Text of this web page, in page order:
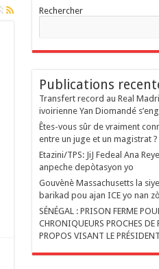
Rechercher
Publications
Transfert record au Real
ivoirienne Yan Diomandé
Êtes-vous sûr de vraiment
entre un juge et un magistrat ?
Etazini/TPS: JiJ Fedeal Ana
anpeche depòtasyon yo
Gouvènè Massachusetts la
barikad pou ajan ICE yo nan
SÉNÉGAL : PRISON FERME
CHRONIQUEURS PROCHES DE
PROPOS VISANT LE PRÉSIDENT